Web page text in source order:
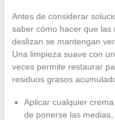
Antes de considerar
saber cómo hacer que las
deslizan se mantengan
Una limpieza suave con
veces permite restaurar
residuos grasos
Aplicar cualquier
de ponerse las